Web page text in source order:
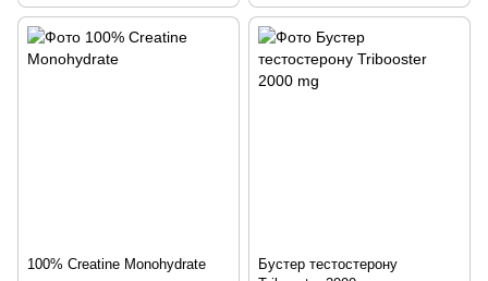
100% Creatine Monohydrate
Бустер тестостерону